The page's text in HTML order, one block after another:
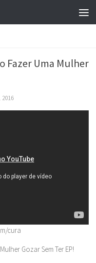
Fazer Uma Mulher
2016
cura
Gozar Sem Ter EP!